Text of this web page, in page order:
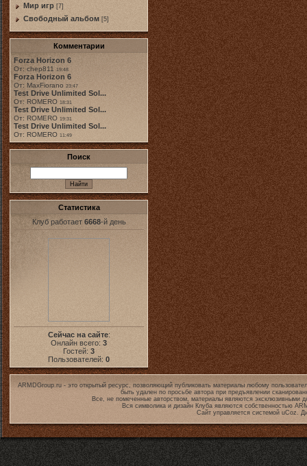
Мир игр [7]
Свободный альбом [5]
Комментарии
Forza Horizon 6
От: chep811 19:48
Forza Horizon 6
От: MaxFiorano 23:47
Test Drive Unlimited Sol...
От: ROMERO 18:31
Test Drive Unlimited Sol...
От: ROMERO 19:31
Test Drive Unlimited Sol...
От: ROMERO 11:49
Поиск
Статистика
Клуб работает 6668-й день
Сейчас на сайте:
Онлайн всего: 3
Гостей: 3
Пользователей: 0
ARMDGroup.ru - это открытый ресурс, позволяющий публиковать материалы любому
быть удален по просьбе автора при предъявлении
Все, не помеченные авторством, материалы являются эксклюзивными
Вся символика и дизайн Клуба являются собственностью
Сайт управляется системой uCoz.